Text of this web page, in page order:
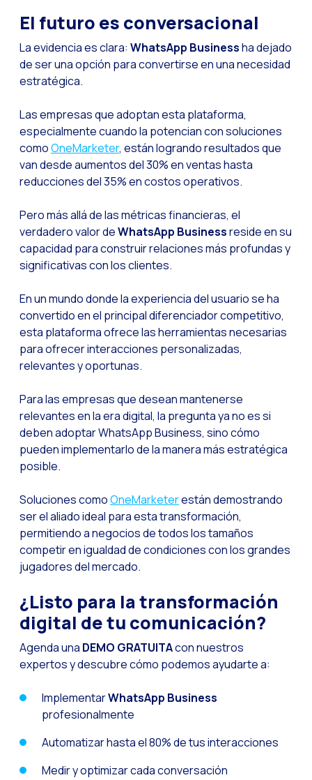
El futuro es conversacional
La evidencia es clara: WhatsApp Businessha dejado
de ser una opción para convertirse en una necesidad
estratégica.
Las empresas que adoptan esta plataforma,
especialmente cuando la potencian con soluciones
comoOneMarketer, están logrando resultados que
van desde aumentos del 30% en ventas hasta
reducciones del 35% en costos operativos.
Pero más allá de las métricas financieras, el
verdadero valor deWhatsApp Businessreside en su
capacidad para construir relaciones más profundas y
significativas con los clientes.
En un mundo donde la experiencia del usuario se ha
convertido en el principal diferenciador competitivo,
esta plataforma ofrece las herramientas necesarias
para ofrecer interacciones personalizadas,
relevantes y oportunas.
Para las empresas que desean mantenerse
relevantes en la era digital, la pregunta ya no es si
deben adoptar WhatsApp Business, sino cómo
pueden implementarlo de la manera más estratégica
posible.
Soluciones comoOneMarketerestán demostrando
ser el aliado ideal para esta transformación,
permitiendo a negocios de todos los tamaños
competir en igualdad de condiciones con los grandes
jugadores del mercado.
¿Listo para la transformación
digital de tu comunicación?
Agenda una DEMO GRATUITAcon nuestros
expertos y descubre cómo podemos ayudarte a:
ImplementarWhatsApp Business
profesionalmente
Automatizar hasta el 80% de tus interacciones
Medir y optimizar cada conversación